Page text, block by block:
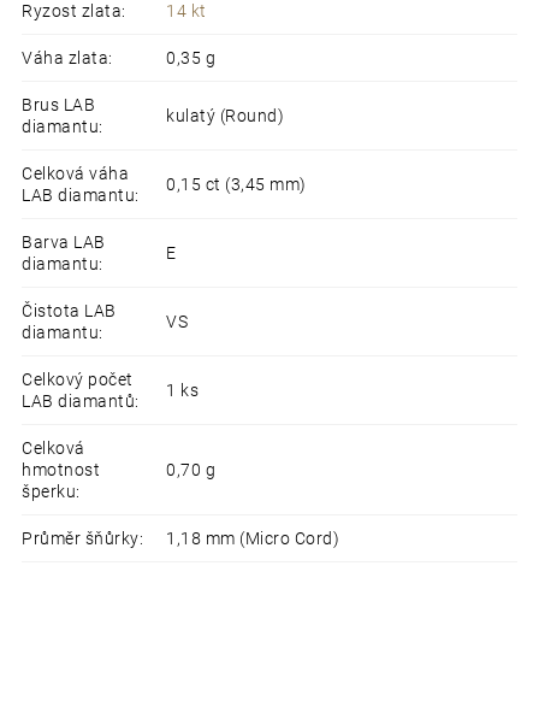
Ryzost zlata: 14 kt
Váha zlata: 0,35 g
Brus LAB
diamantu:
kulatý (Round)
Celková váha
LAB diamantu:
0,15 ct (3,45 mm)
Barva LAB
diamantu:
E
Čistota LAB
diamantu:
VS
Celkový počet
LAB diamantů:
1 ks
Celková
hmotnost
šperku:
0,70 g
Průměr šňůrky: 1,18 mm (Micro Cord)